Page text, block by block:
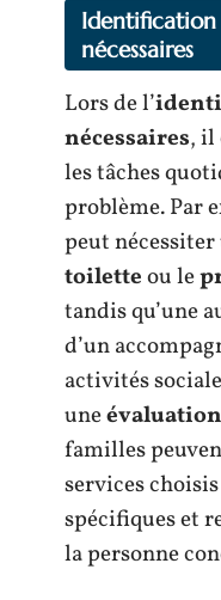
Identification
nécessaires
Lors de l’
nécessaires, il
les tâches
problème. Par
peut nécessiter
toiletteou le
tandis qu’une
d’un
activités
une
familles
services
spécifiques et
la personne